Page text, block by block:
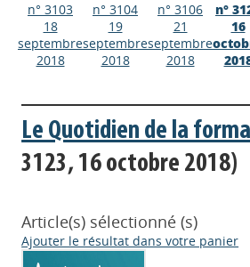
n° 3103
18
septembre
2018
n° 3104
19
septembre
2018
n° 3106
21
septembre
2018
n°
16
Le Quotidien de la
3123, 16 octobre 2018)
Article(s) sélectionné (s)
Ajouter le résultat dans votre panier